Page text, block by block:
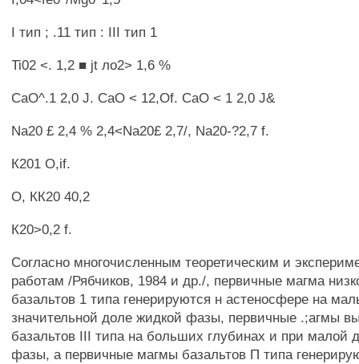
I тип ; .11 тип : III тип 1
Ti02 <. 1,2 ■ jt ло2> 1,6 %
СаО^.1 2,0 J. СаО < 12,Of. СаО < 1 2,0 J&
Na20 £ 2,4 % 2,4<Na20£ 2,7/, Na20-?2,7 f.
К201 О,if.
О, КК20 40,2
К20>0,2 f.
Согласно многочисленным теоретическим и
работам /Рябчиков, 1984 и др./, первичные магма
базальтов 1 типа генерируются н астеносфере на
значительной доле жидкой фазы, первичные .;агмы
базальтов III типа на больших глубинах и при малой
фазы, а первичные магмы базальтов П типа